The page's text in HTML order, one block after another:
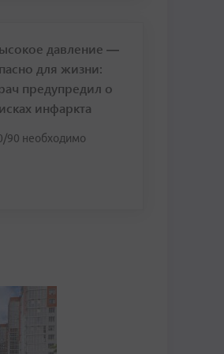
давление —
для жизни:
предупредил о
инфаркта
90 необходимо